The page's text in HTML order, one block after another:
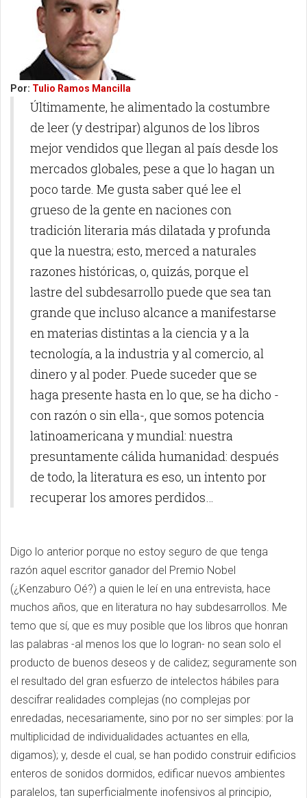
Por: Tulio Ramos Mancilla
Últimamente, he alimentado la costumbre
de leer (y destripar) algunos de los libros
mejor vendidos que llegan al país desde los
mercados globales, pese a que lo hagan un
poco tarde. Me gusta saber qué lee el
grueso de la gente en naciones con
tradición literaria más dilatada y profunda
que la nuestra; esto, merced a naturales
razones históricas, o, quizás, porque el
lastre del subdesarrollo puede que sea tan
grande que incluso alcance a manifestarse
en materias distintas a la ciencia y a la
tecnología, a la industria y al comercio, al
dinero y al poder. Puede suceder que se
haga presente hasta en lo que, se ha dicho -
con razón o sin ella-, que somos potencia
latinoamericana y mundial: nuestra
presuntamente cálida humanidad: después
de todo, la literatura es eso, un intento por
recuperar los amores perdidos…
Digo lo anterior porque no estoy seguro de que tenga
razón aquel escritor ganador del Premio Nobel
(¿Kenzaburo Oé?) a quien le leí en una entrevista, hace
muchos años, que en literatura no hay subdesarrollos. Me
temo que sí, que es muy posible que los libros que honran
las palabras -al menos los que lo logran- no sean solo el
producto de buenos deseos y de calidez; seguramente son
el resultado del gran esfuerzo de intelectos hábiles para
descifrar realidades complejas (no complejas por
enredadas, necesariamente, sino por no ser simples: por la
multiplicidad de individualidades actuantes en ella,
digamos); y, desde el cual, se han podido construir edificios
enteros de sonidos dormidos, edificar nuevos ambientes
paralelos, tan superficialmente inofensivos al principio,